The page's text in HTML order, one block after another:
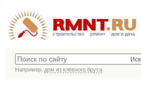
строительство ремонт дом и дача
Например, дом из клееного бруса